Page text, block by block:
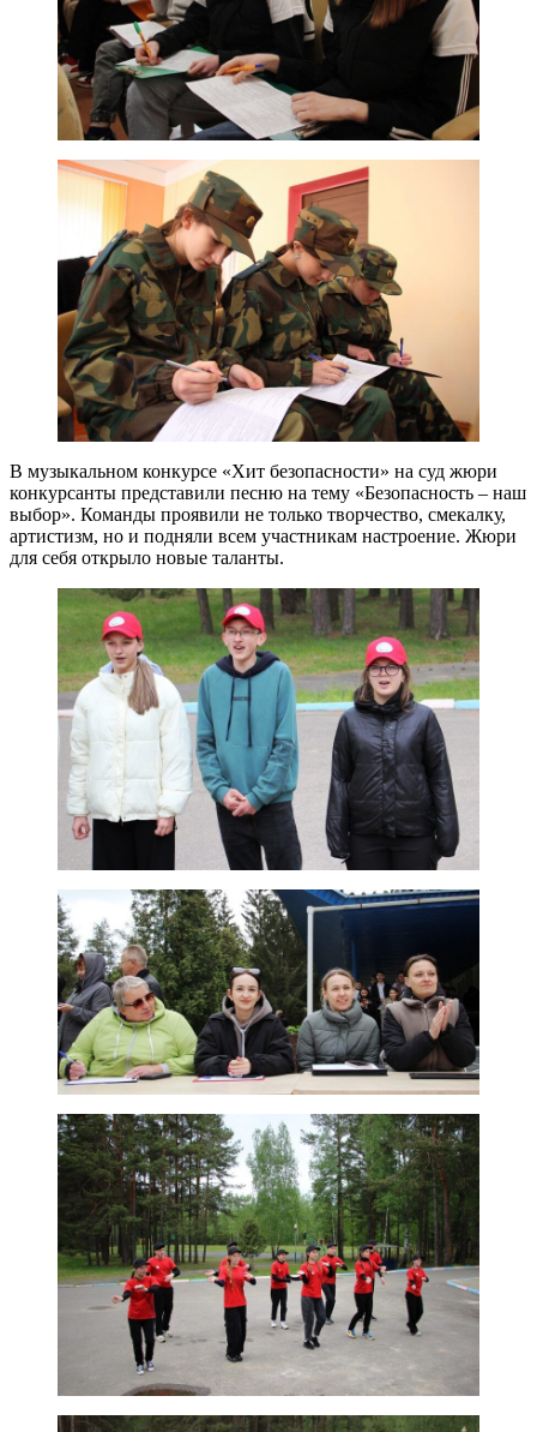
В музыкальном конкурсе «Хит безопасности» на суд жюри
конкурсанты представили песню на тему «Безопасность – наш
выбор». Команды проявили не только творчество, смекалку,
артистизм, но и подняли всем участникам настроение. Жюри
для себя открыло новые таланты.